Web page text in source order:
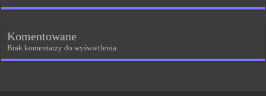
Komentowane
Brak komentarzy do wyświetlenia.